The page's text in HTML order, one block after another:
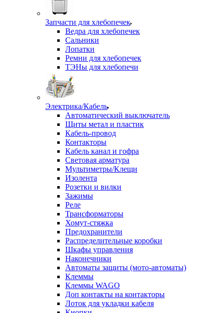
Запчасти для хлебопечек
Ведра для хлебопечек
Сальники
Лопатки
Ремни для хлебопечек
ТЭНы для хлебопечи
Электрика/Кабель
Автоматический выключатель
Щиты метал и пластик
Кабель-провод
Контакторы
Кабель канал и гофра
Световая арматура
Мультиметры/Клещи
Изолента
Розетки и вилки
Зажимы
Реле
Трансформаторы
Хомут-стяжка
Предохранители
Распределительные коробки
Шкафы управления
Наконечники
Автоматы защиты (мото-автоматы)
Клеммы
Клеммы WAGO
Доп контакты на контакторы
Лоток для укладки кабеля